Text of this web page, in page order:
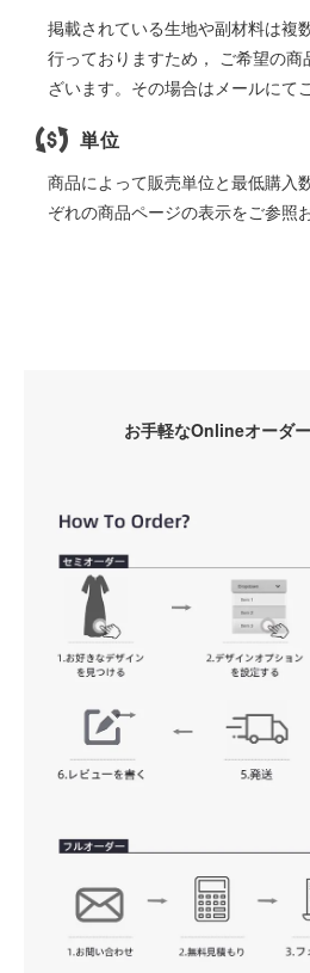
掲載されている生地や副材料は複
行っておりますため， ご希望の
ざいます。その場合はメールにて
単位
商品によって販売単位と最低購入
ぞれの商品ページの表示をご参照
お手軽なOnlineオーダ